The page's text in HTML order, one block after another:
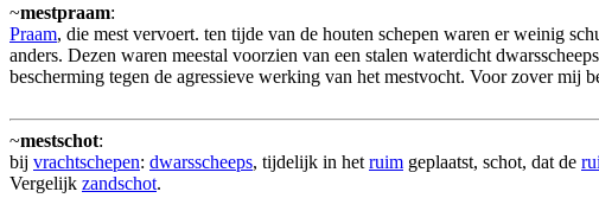
~mestpraam:
Praam, die mest vervoert. ten tijde van de houten schepen waren er weinig
anders. Dezen waren meestal voorzien van een stalen waterdicht
bescherming tegen de agressieve werking van het mestvocht. Voor zover mij
~mestschot:
bij vrachtschepen: dwarsscheeps, tijdelijk in het ruim geplaatst, schot, dat de
Vergelijk zandschot.